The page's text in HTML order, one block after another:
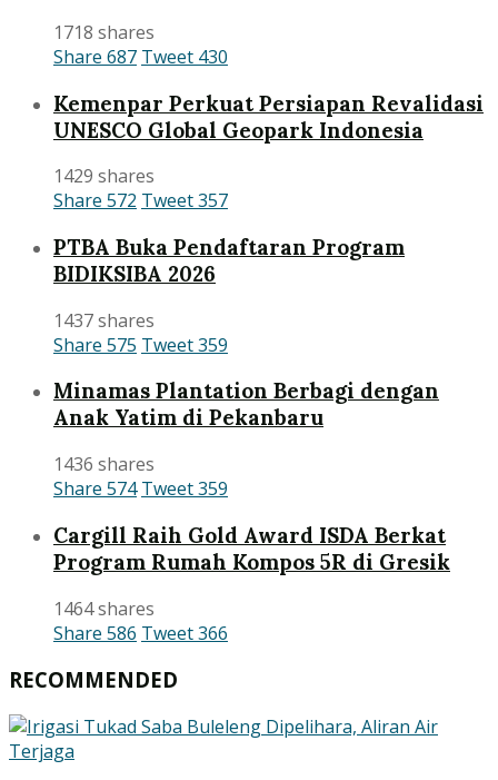
1718 shares
Share 687 Tweet 430
Kemenpar Perkuat Persiapan Revalidasi
UNESCO Global Geopark Indonesia
1429 shares
Share 572 Tweet357
PTBA Buka Pendaftaran Program
BIDIKSIBA 2026
1437 shares
Share 575 Tweet359
Minamas Plantation Berbagi dengan
Anak Yatim di Pekanbaru
1436 shares
Share 574 Tweet359
Cargill Raih Gold Award ISDA Berkat
Program Rumah Kompos 5R di Gresik
1464 shares
Share 586 Tweet366
RECOMMENDED